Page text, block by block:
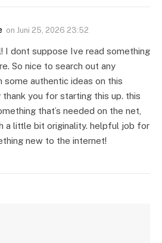
on Juni 25, 2026 23:52
I dont suppose Ive read something
So nice to search out any
some authentic ideas on this
you for starting this up. this
that’s needed on the net,
a little bit originality. helpful job for
new to the internet!